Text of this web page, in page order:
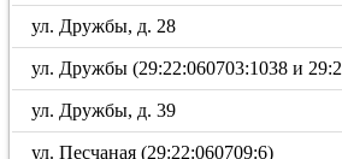
ул. Дружбы, д. 28
ул. Дружбы (29:22:060703:1038 и
ул. Дружбы, д. 39
ул. Песчаная (29:22:060709:6)